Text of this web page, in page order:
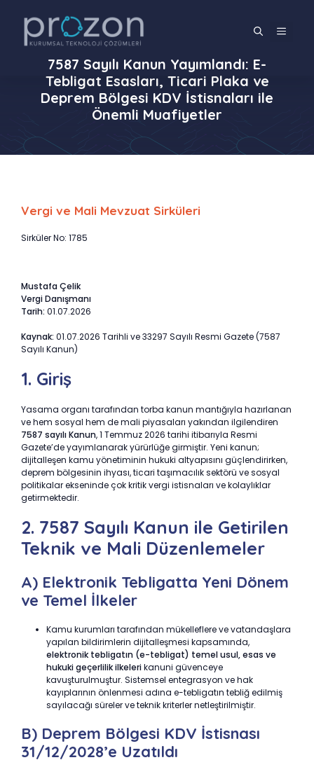
MENÜ
7587 Sayılı Kanun Yayımlandı: E-
Tebligat Esasları, Ticari Plaka ve
Deprem Bölgesi KDV İstisnaları ile
Önemli Muafiyetler
Vergi ve Mali Mevzuat Sirküleri
Sirküler No: 1785
Mustafa Çelik
Vergi Danışmanı
Tarih: 01.07.2026
Kaynak: 01.07.2026 Tarihli ve 33297 Sayılı Resmi Gazete (7587
Sayılı Kanun)
1. Giriş
Yasama organı tarafından torba kanun mantığıyla hazırlanan
ve hem sosyal hem de mali piyasaları yakından ilgilendiren
7587 sayılı Kanun, 1 Temmuz 2026 tarihi itibarıyla Resmi
Gazete’de yayımlanarak yürürlüğe girmiştir. Yeni kanun;
dijitalleşen kamu yönetiminin hukuki altyapısını güçlendirirken,
deprem bölgesinin ihyası, ticari taşımacılık sektörü ve sosyal
politikalar ekseninde çok kritik vergi istisnaları ve kolaylıklar
getirmektedir.
2. 7587 Sayılı Kanun ile Getirilen
Teknik ve Mali Düzenlemeler
A) Elektronik Tebligatta Yeni Dönem
ve Temel İlkeler
Kamu kurumları tarafından mükelleflere ve vatandaşlara
yapılan bildirimlerin dijitalleşmesi kapsamında,
elektronik tebligatın (e-tebligat) temel usul, esas ve
hukuki geçerlilik ilkelerikanuni güvenceye
kavuşturulmuştur. Sistemsel entegrasyon ve hak
kayıplarının önlenmesi adına e-tebligatın tebliğ edilmiş
sayılacağı süreler ve teknik kriterler netleştirilmiştir.
B) Deprem Bölgesi KDV İstisnası
31/12/2028’e Uzatıldı